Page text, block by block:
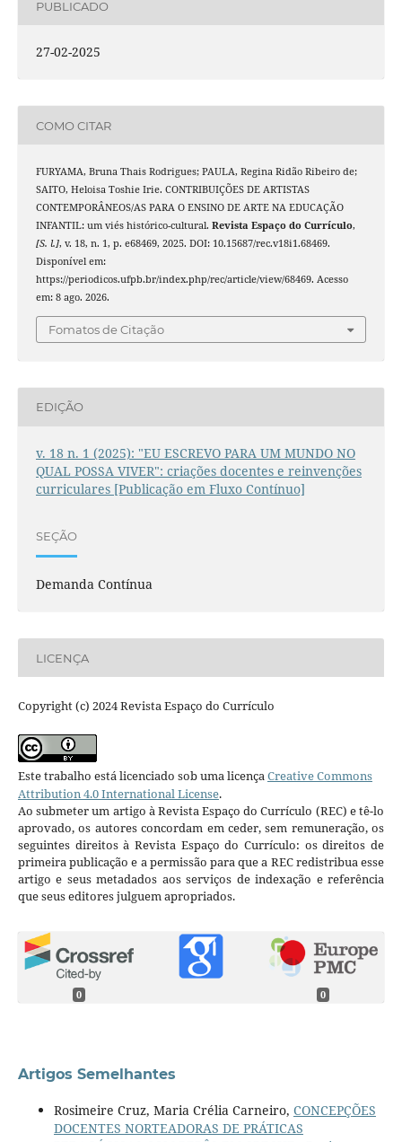
PUBLICADO
27-02-2025
COMO CITAR
FURYAMA, Bruna Thais Rodrigues; PAULA, Regina Ridão Ribeiro de;
SAITO, Heloisa Toshie Irie. CONTRIBUIÇÕES DE ARTISTAS
CONTEMPORÂNEOS/AS PARA O ENSINO DE ARTE NA EDUCAÇÃO
INFANTIL: um viés histórico-cultural. Revista Espaço do Currículo,
[S. l.], v. 18, n. 1, p. e68469, 2025. DOI: 10.15687/rec.v18i1.68469.
Disponível em:
https://periodicos.ufpb.br/index.php/rec/article/view/68469. Acesso
em: 8 ago. 2026.
Fomatos de Citação
EDIÇÃO
v. 18 n. 1 (2025): "EU ESCREVO PARA UM MUNDO NO
QUAL POSSA VIVER": criações docentes e reinvenções
curriculares [Publicação em Fluxo Contínuo]
SEÇÃO
Demanda Contínua
LICENÇA
Copyright (c) 2024 Revista Espaço do Currículo
Este trabalho está licenciado sob uma licençaCreative Commons
Attribution 4.0 International License.
Ao submeter um artigo à Revista Espaço do Currículo (REC) e tê-lo
aprovado, os autores concordam em ceder, sem remuneração, os
seguintes direitos à Revista Espaço do Currículo: os direitos de
primeira publicação e a permissão para que a REC redistribua esse
artigo e seus metadados aos serviços de indexação e referência
que seus editores julguem apropriados.
0 0
Artigos Semelhantes
Rosimeire Cruz, Maria Crélia Carneiro, CONCEPÇÕES
DOCENTES NORTEADORAS DE PRÁTICAS